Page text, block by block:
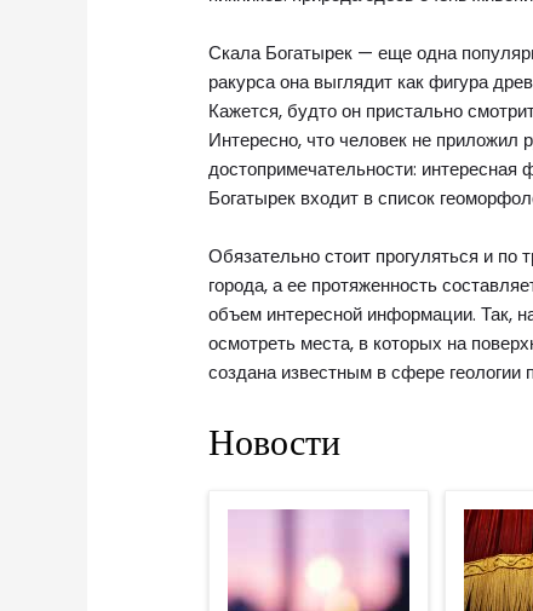
Скала Богатырек — еще одна
ракурса она выглядит как фигура
Кажется, будто он пристально
Интересно, что человек не приложил
достопримечательности:
Богатырек входит в список
Обязательно стоит прогуляться и по
города, а ее протяженность
объем интересной информации. Так,
осмотреть места, в которых на
создана известным в сфере
Новости